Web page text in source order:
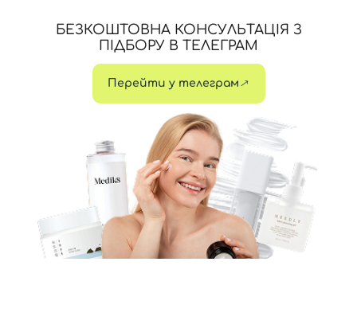
БЕЗКОШТОВНА КОНСУЛЬТАЦІЯ З
ПІДБОРУ В ТЕЛЕГРАМ
Перейти у телеграм